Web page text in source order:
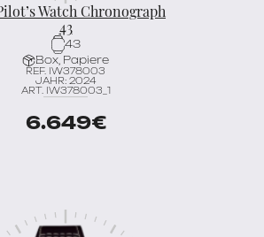
Watch Chronograph
43
43
Box, Papiere
REF. IW378003
JAHR: 2024
ART. IW378003_1
6.649€